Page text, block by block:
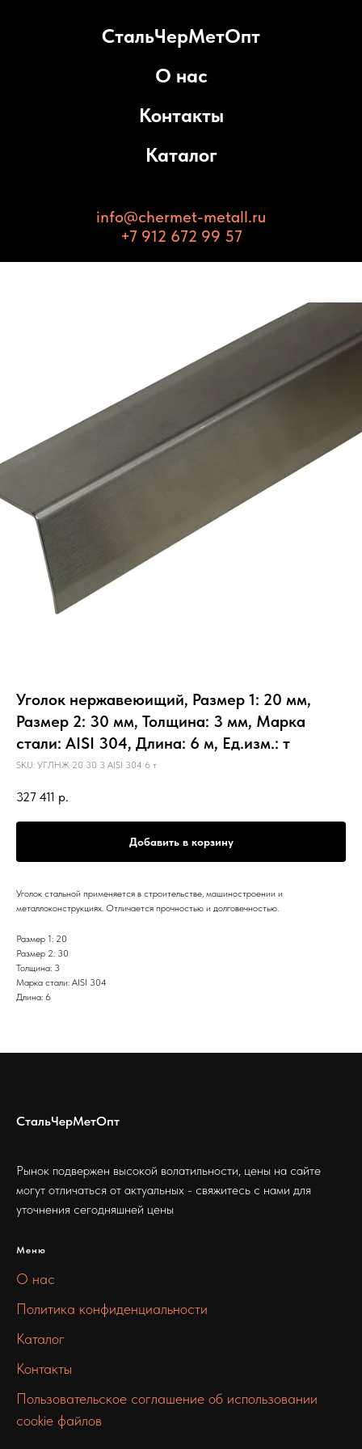
СтальЧерМетОпт
О нас
Контакты
Каталог
info@chermet-metall.ru
+7 912 672 99 57
Уголок нержавеюищий, Размер 1: 20 мм,
Размер 2: 30 мм, Толщина: 3 мм, Марка
стали: AISI 304, Длина: 6 м, Ед.изм.: т
SKU: УГЛНЖ 20 30 3 AISI 304 6 т
327 411 р.
Добавить в корзину
Уголок стальной применяется в строительстве, машиностроении и
металлоконструкциях. Отличается прочностью и долговечностью.
Размер 1: 20
Размер 2: 30
Толщина: 3
Марка стали: AISI 304
Длина: 6
СтальЧерМетОпт
Рынок подвержен высокой волатильности, цены на сайте
могут отличаться от актуальных - свяжитесь с нами для
уточнения сегодняшней цены
Меню
О нас
Политика конфиденциальности
Каталог
Контакты
Пользовательское соглашение об использовании
cookie файлов